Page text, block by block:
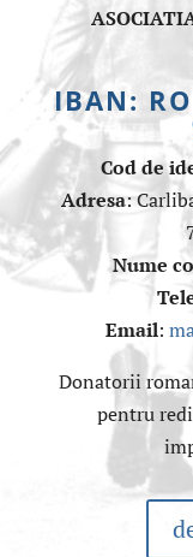
IBAN:
Cod de
Adresa:
Nume
Email:
Donatorii
pentru